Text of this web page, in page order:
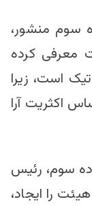
سوم منشور،
معرفی کرده
است، زیرا
اکثریت آرا
سوم، رئیس
را ایجاد،